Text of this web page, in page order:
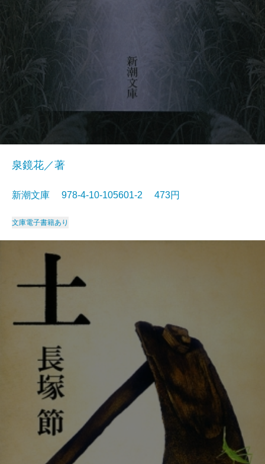
泉鏡花／著
新潮文庫 978-4-10-105601-2 473円
文庫電子書籍あり